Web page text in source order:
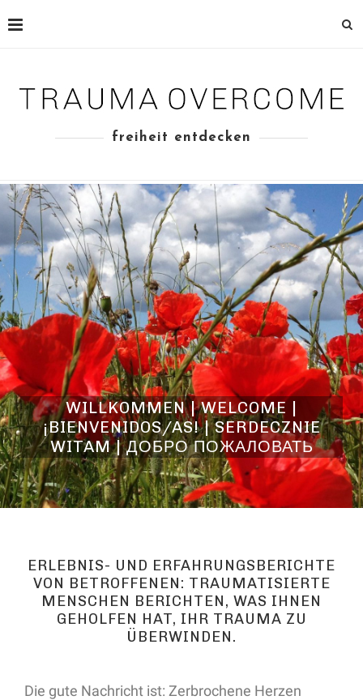
freiheit entdecken
WILLKOMMEN | WELCOME |
¡BIENVENIDOS/AS! | SERDECZNIE
WITAM | ДОБРО ПОЖАЛОВАТЬ
ERLEBNIS- UND ERFAHRUNGSBERICHTE
VON BETROFFENEN: TRAUMATISIERTE
MENSCHEN BERICHTEN, WAS IHNEN
GEHOLFEN HAT, IHR TRAUMA ZU
ÜBERWINDEN.
Die gute Nachricht ist: Zerbrochene Herzen